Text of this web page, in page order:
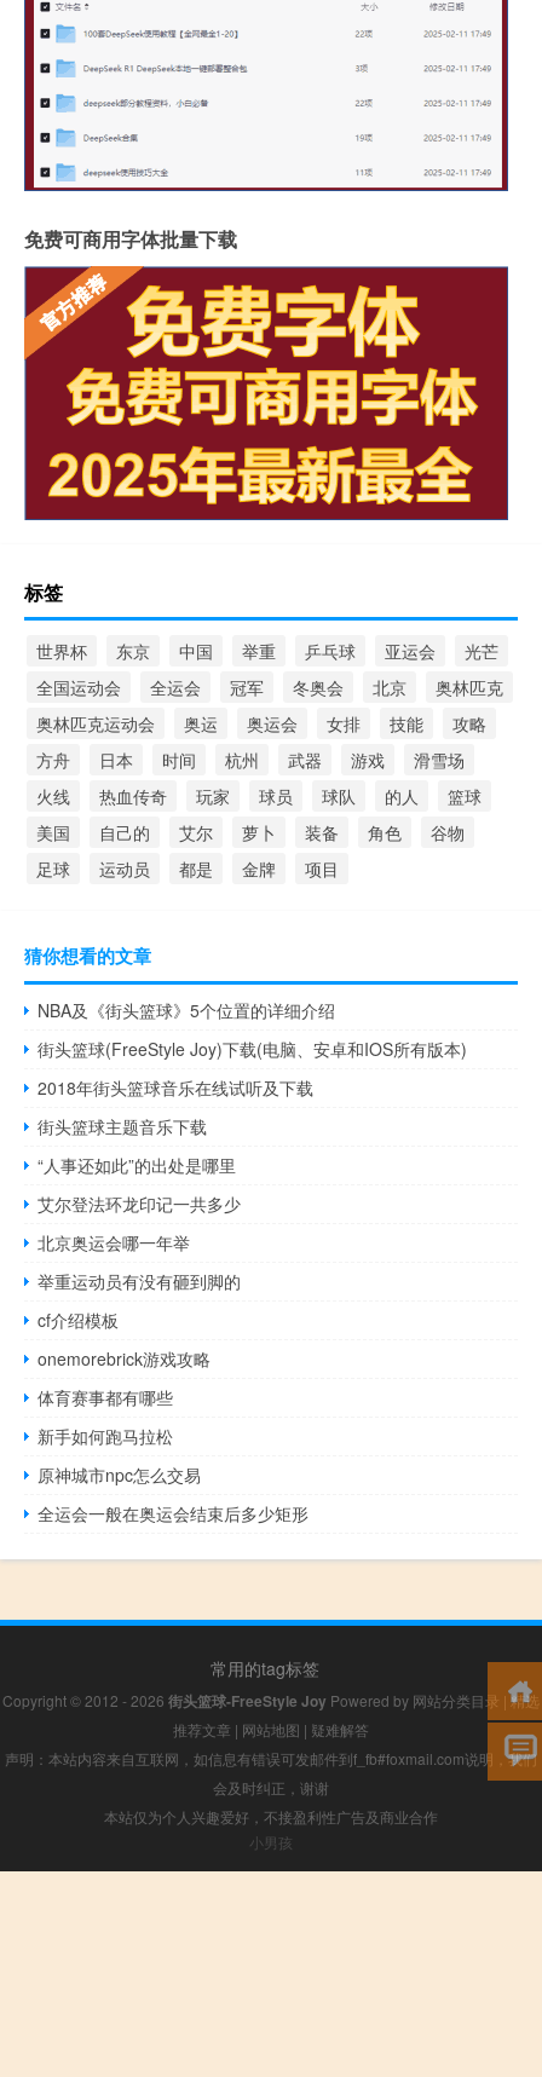
免费可商用字体批量下载
标签
世界杯 东京 中国 举重 乒乓球 亚运会
光芒
全国运动会
全运会 冠军 冬奥会 北京
奥林匹克
奥林匹克运动会
奥运 奥运会 女排 技能
攻略
方舟
日本 时间 杭州 武器 游戏
滑雪场
火线
热血传奇 玩家 球员 球队 的人
篮球
美国
自己的 艾尔 萝卜 装备 角色
谷物
足球
运动员 都是 金牌 项目
猜你想看的文章
NBA及《街头篮球》5个位置的详细介绍
街头篮球(FreeStyle Joy)下载(电脑、安卓和IOS所有版本)
2018年街头篮球音乐在线试听及下载
街头篮球主题音乐下载
“人事还如此”的出处是哪里
艾尔登法环龙印记一共多少
北京奥运会哪一年举
举重运动员有没有砸到脚的
cf介绍模板
onemorebrick游戏攻略
体育赛事都有哪些
新手如何跑马拉松
原神城市npc怎么交易
全运会一般在奥运会结束后多少矩形
常用的tag标签
Copyright © 2012 - 2026 街头篮球-FreeStyle Joy Powered by 网站分类目录 |精选
推荐文章 | 网站地图 | 疑难解答
声明：本站内容来自互联网，如信息有错误可发邮件到f_fb#foxmail.com说明，我们
会及时纠正，谢谢
本站仅为个人兴趣爱好，不接盈利性广告及商业合作
小男孩